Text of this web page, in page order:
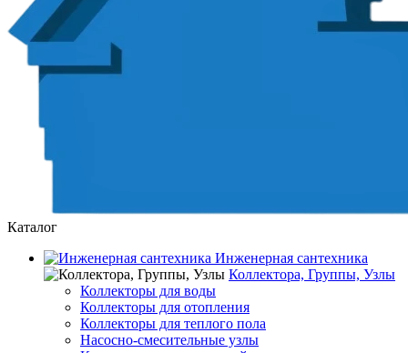
Каталог
Инженерная сантехника
Коллектора, Группы, Узлы
Коллекторы для воды
Коллекторы для отопления
Коллекторы для теплого пола
Насосно-смесительные узлы